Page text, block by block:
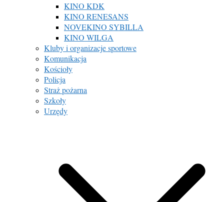
KINO KDK
KINO RENESANS
NOVEKINO SYBILLA
KINO WILGA
Kluby i organizacje sportowe
Komunikacja
Kościoły
Policja
Straż pożarna
Szkoły
Urzędy